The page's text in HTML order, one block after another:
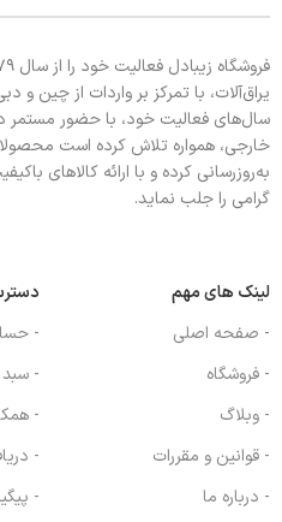
یراق‌آلات، با تمرکز بر واردات از چین
سال‌های فعالیت خود، با حضور مستمر
خارجی، همواره تلاش کرده است محصولات
به‌روزرسانی کرده و با ارائه کالاهای
گرامی را جلب نماید.
لینک های مهم
- صفحه اصلی
- فروشگاه
- وبلاگ
- قوانین و مقررات
- درباره ما
-
-
-
-
-